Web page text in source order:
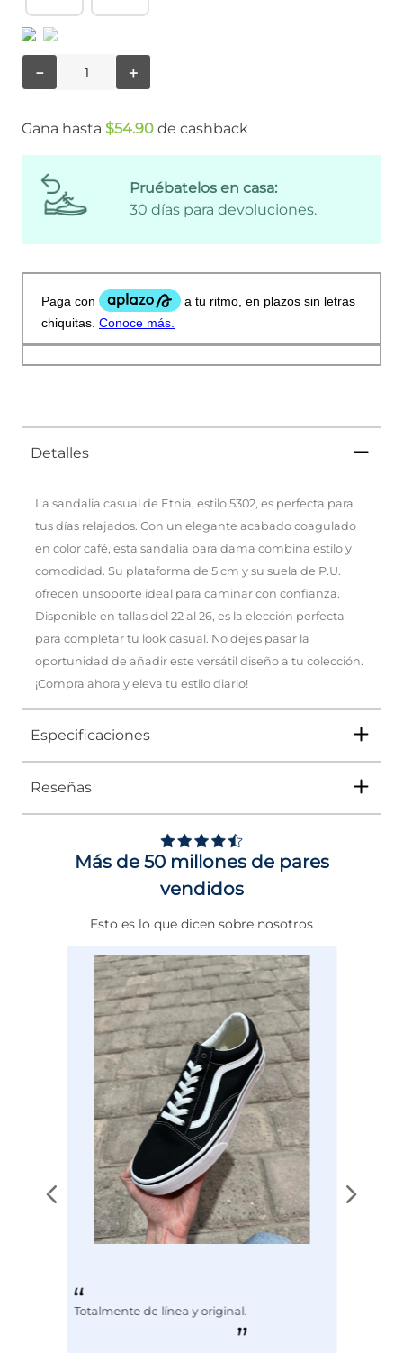
＋
－
Gana hasta $54.90 de cashback
Pruébatelos en casa:
30 días para devoluciones.
Detalles
La sandalia casual de Etnia, estilo 5302, es perfecta para
tus días relajados. Con un elegante acabado coagulado
en color café, esta sandalia para dama combina estilo y
comodidad. Su plataforma de 5 cm y su suela de P.U.
ofrecen unsoporte ideal para caminar con confianza.
Disponible en tallas del 22 al 26, es la elección perfecta
para completar tu look casual. No dejes pasar la
oportunidad de añadir este versátil diseño a tu colección.
¡Compra ahora y eleva tu estilo diario!
Especificaciones
Tipo
Género Mujer
ENTRE 5 Y 6 CMS
NORMAL
CAFE
Reseñas
Más de 50 millones de pares
vendidos
Esto es lo que dicen sobre nosotros
Totalmente de línea y original.